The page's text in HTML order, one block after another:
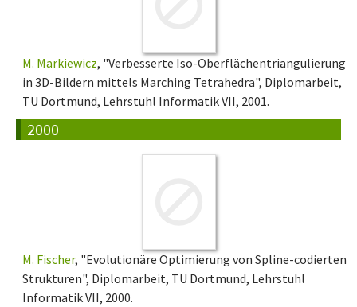
M. Markiewicz, "Verbesserte Iso-Oberflächentriangulierung
in 3D-Bildern mittels Marching Tetrahedra", Diplomarbeit,
TU Dortmund, Lehrstuhl Informatik VII, 2001.
2000
M. Fischer, "Evolutionäre Optimierung von Spline-codierten
Strukturen", Diplomarbeit, TU Dortmund, Lehrstuhl
Informatik VII, 2000.